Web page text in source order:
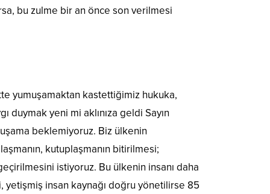
bu zulme bir an önce son verilmesi
yumuşamaktan kastettiğimiz hukuka,
duymak yeni mi aklınıza geldi Sayın
beklemiyoruz. Biz ülkenin
kutuplaşmanın bitirilmesi;
istiyoruz. Bu ülkenin insanı daha
yetişmiş insan kaynağı doğru yönetilirse 85